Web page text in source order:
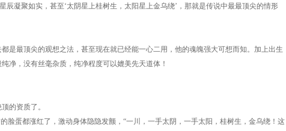
辰凝聚如实，甚至‘太阴星上桂树生，太阳星上金乌绕’，那就是传说中最最顶尖的情形
最顶尖的观想之法，甚至现在就已经能一心二用，他的魂魄强大可想而知。加上出生
净，没有丝毫杂质，纯净程度可以媲美先天道体！
的资质了。
蛋都涨红了，激动身体隐隐发颤，“一川，一手太阴，一手太阳，桂树生，金乌绕！这